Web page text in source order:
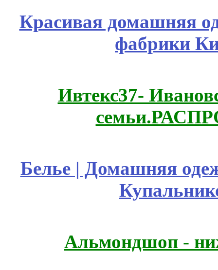
Красивая домашняя
фабрики
Ивтекс37-
Белье | Домашняя
Альмондшоп -